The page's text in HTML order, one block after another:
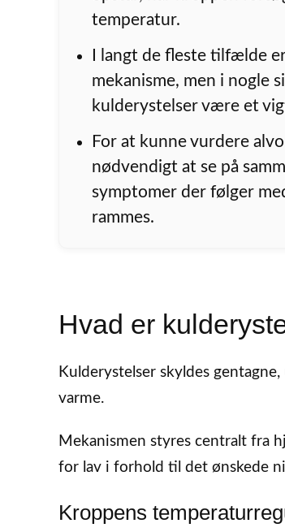
temperatur.
I langt de fleste tilfælde
mekanisme, men i nogle
kulderystelser være et
For at kunne vurdere
nødvendigt at se på
symptomer der følger
rammes.
Hvad er
Kulderystelser skyldes
varme.
Mekanismen styres centralt fra
for lav i forhold til det ønskede
Kroppens